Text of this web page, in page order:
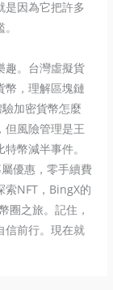
是因為它把許多
趣。台灣虛擬貨
幣，理解區塊鏈
加密貨幣怎麼
但風險管理是王
幣減半事件。
優惠，零手續費
索NFT，BingX的
之旅。記住，
信前行。現在就